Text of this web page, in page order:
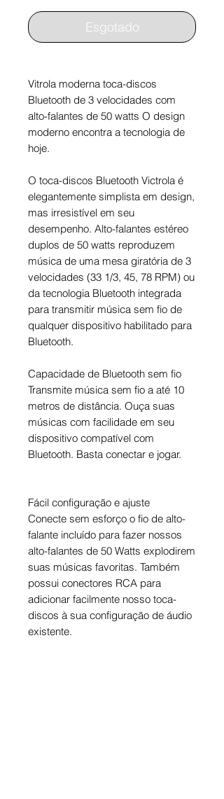
Esgotado
Vitrola moderna toca-discos
Bluetooth de 3 velocidades com
alto-falantes de 50 watts O design
moderno encontra a tecnologia de
hoje.
O toca-discos Bluetooth Victrola é
elegantemente simplista em design,
mas irresistível em seu
desempenho. Alto-falantes estéreo
duplos de 50 watts reproduzem
música de uma mesa giratória de 3
velocidades (33 1/3, 45, 78 RPM) ou
da tecnologia Bluetooth integrada
para transmitir música sem fio de
qualquer dispositivo habilitado para
Bluetooth.
Capacidade de Bluetooth sem fio
Transmite música sem fio a até 10
metros de distância. Ouça suas
músicas com facilidade em seu
dispositivo compatível com
Bluetooth. Basta conectar e jogar.
Fácil configuração e ajuste
Conecte sem esforço o fio de alto-
falante incluído para fazer nossos
alto-falantes de 50 Watts explodirem
suas músicas favoritas. Também
possui conectores RCA para
adicionar facilmente nosso toca-
discos à sua configuração de áudio
existente.